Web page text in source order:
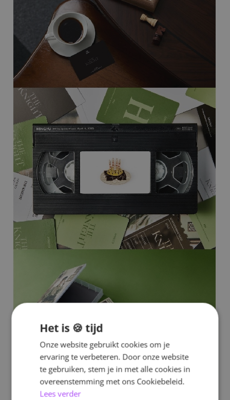
Het is 🍪 tijd
Onze website gebruikt cookies om je
ervaring te verbeteren. Door onze website
te gebruiken, stem je in met alle cookies in
overeenstemming met ons Cookiebeleid.
Lees verder